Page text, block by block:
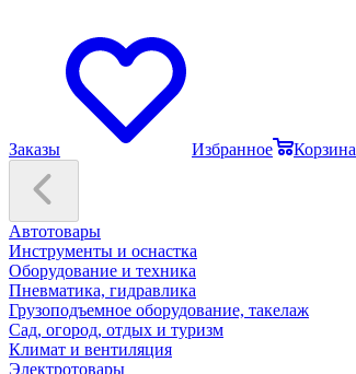
Заказы Избранное Корзина
Автотовары
Инструменты и оснастка
Оборудование и техника
Пневматика, гидравлика
Грузоподъемное оборудование, такелаж
Сад, огород, отдых и туризм
Климат и вентиляция
Электротовары